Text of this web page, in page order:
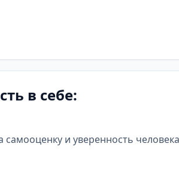
в себе:
и уверенность